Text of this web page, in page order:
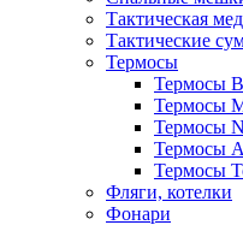
Тактическая
Тактические
Термосы
Термосы
Термосы
Термосы
Термосы
Термосы
Фляги, котелки
Фонари